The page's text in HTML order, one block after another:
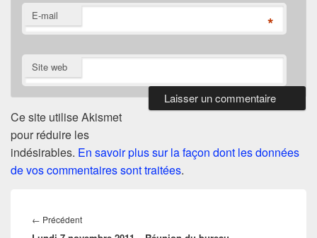
E-mail *
Site web
Ce site utilise Akismet
pour réduire les
indésirables. En savoir plus sur la façon dont les données
de vos commentaires sont traitées.
de
l’article
← PrécédentArticle